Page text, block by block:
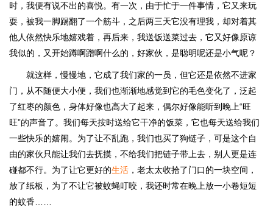
时，我便有说不出的喜悦。有一次，由于忙于一件事情，它又来玩
耍，被我一脚踢翻了一个筋斗，之后两三天它没有理我，却对着其
他人依然快乐地嬉戏着，再后来，我送饭送菜过去，它又好像原谅
我似的，又开始蹲啊蹭啊什么的，好家伙，是聪明呢还是小气呢？
就这样，慢慢地，它成了我们家的一员，但它还是依然不进家
门，从不随便大小便，我们也渐渐地感觉到它的毛色变化了，泛起
了红枣的颜色，身体好像也高大了起来，偶尔好像能听到晚上“旺
旺”的声音了。我们每天按时送给它干净的饭菜，它也每天送给我们
一些快乐的嬉闹。为了让不乱跑，我们也买了狗链子，可是这个自
由的家伙只能让我们去抚摸，不给我们把链子带上去，别人更是连
碰都不行。为了让它更好的生活 ，老太太收拾了门口的一块空间，
放了纸板，为了不让它被蚊蝇叮咬，我还时常在晚上放一小卷短短
的蚊香……